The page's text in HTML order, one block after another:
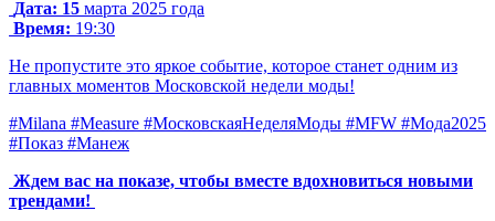
Дата: 15 марта 2025 года
Время: 19:30
Не пропустите это яркое событие, которое станет одним из
главных моментов Московской недели моды!
#Milana #Measure #МосковскаяНеделяМоды #MFW #Мода2025
#Показ #Манеж
Ждем вас на показе, чтобы вместе вдохновиться новыми
трендами!